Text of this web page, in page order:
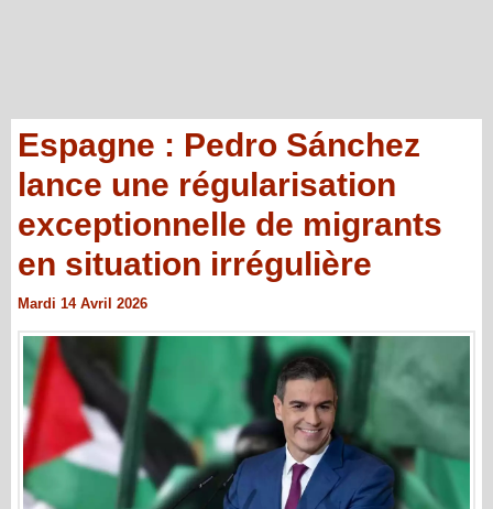
Espagne : Pedro Sánchez
lance une régularisation
exceptionnelle de migrants
en situation irrégulière
Mardi 14 Avril 2026